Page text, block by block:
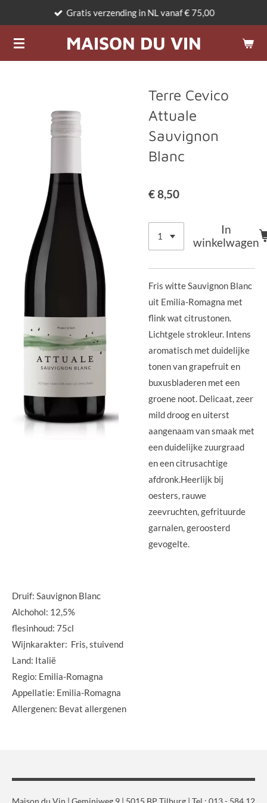
naar
de
MAISON DU VIN
Gratis verzending in NL vanaf € 75,00
Terre Cevico
Attuale
Sauvignon
Blanc
€ 8,50
In
winkelwagen
Fris witte Sauvignon Blanc
uit Emilia-Romagna met
flink wat citrustonen.
Lichtgele strokleur. Intens
aromatisch met duidelijke
tonen van grapefruit en
buxusbladeren met een
groene noot. Delicaat, zeer
mild droog en uiterst
aangenaam van smaak met
een duidelijke zuurgraad
en een citrusachtige
afdronk.Heerlijk bij
oesters, rauwe
zeevruchten, gefrituurde
garnalen, geroosterd
gevogelte.
Druif: Sauvignon Blanc
Alchohol: 12,5%
flesinhoud: 75cl
Wijnkarakter: Fris, stuivend
Land: Italië
Regio: Emilia-Romagna
Appellatie: Emilia-Romagna
Allergenen: Bevat allergenen
Maison du Vin | Geminiweg 9 | 5015 BP Tilburg | Tel.: 013 - 584 12